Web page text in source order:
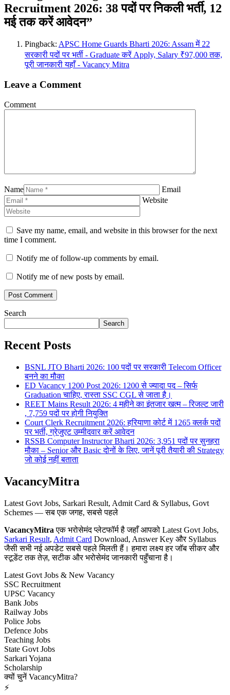
Recruitment 2026: 38 पदों पर निकली भर्ती, 12
मई तक करें आवेदन”
Pingback: APSC Home Guards Bharti 2026: Assam में 22
सरकारी पदों पर भर्ती - Graduate करें Apply, Salary ₹97,000 तक,
पूरी जानकारी यहाँ - Vacancy Mitra
Leave a Comment
Comment
Name
Email
Website
Save my name, email, and website in this browser for the next
time I comment.
Notify me of follow-up comments by email.
Notify me of new posts by email.
Search
Search
Recent Posts
BSNL JTO Bharti 2026: 100 पदों पर सरकारी Telecom Officer
बनने का मौका
ED Vacancy 1200 Post 2026: 1200 से ज्यादा पद – सिर्फ
Graduation चाहिए, रास्ता SSC CGL से जाता है।
REET Mains Result 2026: 4 महीने का इंतजार खत्म – रिजल्ट जारी
, 7,759 पदों पर होगी नियुक्ति
Court Clerk Recruitment 2026: हरियाणा कोर्ट में 1265 क्लर्क पदों
पर भर्ती, ग्रेजुएट उम्मीदवार करें आवेदन
RSSB Computer Instructor Bharti 2026: 3,951 पदों पर सुनहरा
मौका – Senior और Basic दोनों के लिए, जानें पूरी तैयारी की Strategy
जो कोई नहीं बताता
VacancyMitra
Latest Govt Jobs, Sarkari Result, Admit Card & Syllabus, Govt
Schemes — सब एक जगह, सबसे पहले
VacancyMitra एक भरोसेमंद प्लेटफॉर्म है जहाँ आपको Latest Govt Jobs,
Sarkari Result, Admit Card Download, Answer Key और Syllabus
जैसी सभी नई अपडेट सबसे पहले मिलती हैं। हमारा लक्ष्य हर जॉब सीकर और
स्टूडेंट तक तेज़, सटीक और भरोसेमंद जानकारी पहुँचाना है।
Latest Govt Jobs & New Vacancy
SSC Recruitment
UPSC Vacancy
Bank Jobs
Railway Jobs
Police Jobs
Defence Jobs
Teaching Jobs
State Govt Jobs
Sarkari Yojana
Scholarship
क्यों चुनें VacancyMitra?
⚡